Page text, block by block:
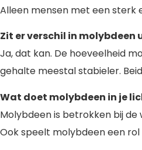
Alleen mensen met een sterk
Zit er verschil in
Ja, dat kan. De hoeveelheid
gehalte meestal stabieler.
Wat doet molybdeen in je
Molybdeen is betrokken bij
Ook speelt molybdeen een